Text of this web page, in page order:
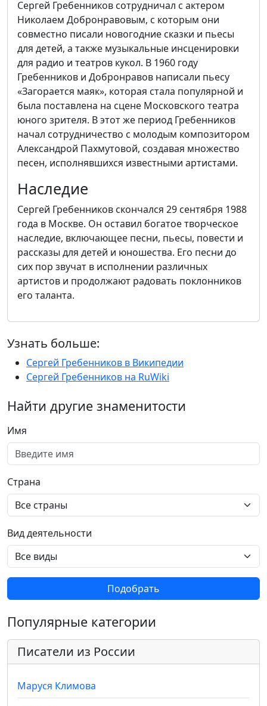
Сергей Гребенников сотрудничал с актером
Николаем Добронравовым, с которым они
совместно писали новогодние сказки и пьесы
для детей, а также музыкальные инсценировки
для радио и театров кукол. В 1960 году
Гребенников и Добронравов написали пьесу
«Загорается маяк», которая стала популярной и
была поставлена на сцене Московского театра
юного зрителя. В этот же период Гребенников
начал сотрудничество с молодым композитором
Александрой Пахмутовой, создавая множество
песен, исполнявшихся известными артистами.
Наследие
Сергей Гребенников скончался 29 сентября 1988
года в Москве. Он оставил богатое творческое
наследие, включающее песни, пьесы, повести и
рассказы для детей и юношества. Его песни до
сих пор звучат в исполнении различных
артистов и продолжают радовать поклонников
его таланта.
Узнать больше:
Сергей Гребенников в Википедии
Сергей Гребенников на RuWiki
Найти другие знаменитости
Имя
Страна
Вид деятельности
Подобрать
Популярные категории
Писатели из России
Маруся Климова